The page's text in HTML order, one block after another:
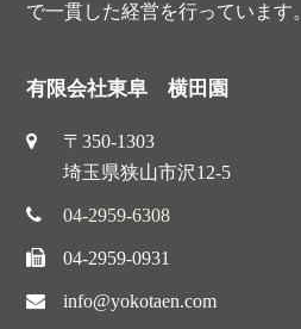
で一貫した経営を行っています。
有限会社東阜 横田園
〒350-1303
埼玉県狭山市沢12-5
04-2959-6308
04-2959-0931
info@yokotaen.com